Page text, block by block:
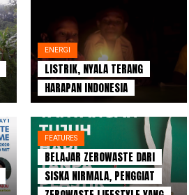
ENERGI
LISTRIK, NYALA TERANG
HARAPAN INDONESIA
FEATURES
BELAJAR ZEROWASTE DARI
SISKA NIRMALA, PENGGIAT